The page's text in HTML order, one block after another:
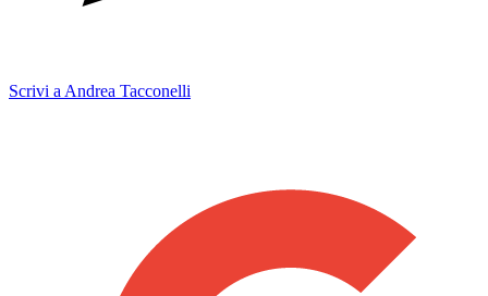
Scrivi a Andrea Tacconelli